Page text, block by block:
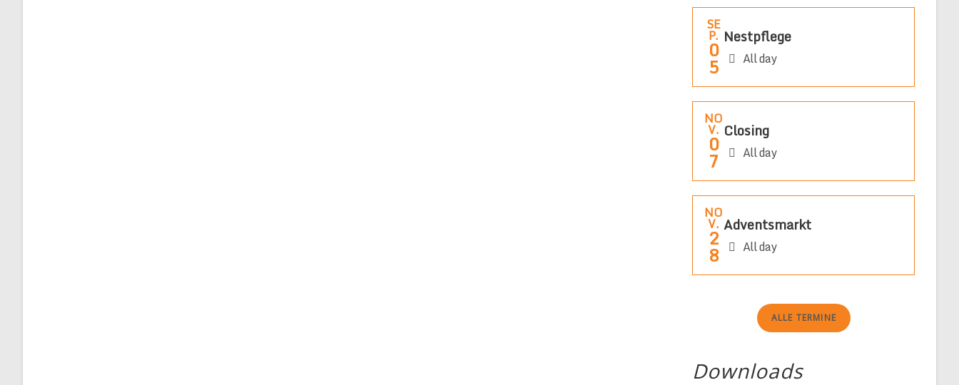
SE
P.
0
5
Nestpflege
All day
NO
V.
0
7
Closing
All day
NO
V.
2
8
Adventsmarkt
All day
ALLE TERMINE
Downloads